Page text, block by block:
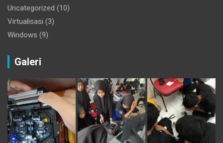
Uncategorized (10)
Virtualisasi (3)
Windows (9)
Galeri